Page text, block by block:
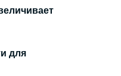
для